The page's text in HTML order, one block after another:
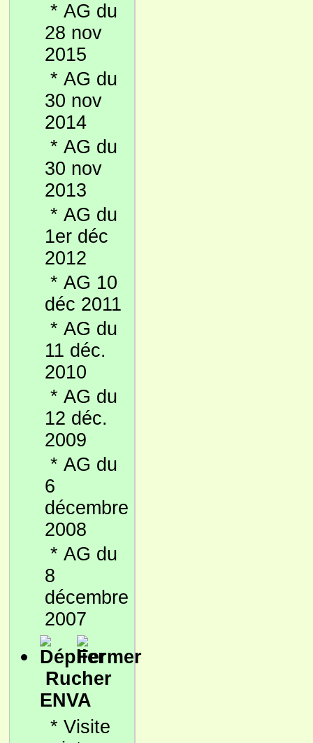
* AG du
28 nov
2015
* AG du
30 nov
2014
* AG du
30 nov
2013
* AG du
1er déc
2012
* AG 10
déc 2011
* AG du
11 déc.
2010
* AG du
12 déc.
2009
* AG du
6
décembre
2008
* AG du
8
décembre
2007
Rucher
ENVA
* Visite